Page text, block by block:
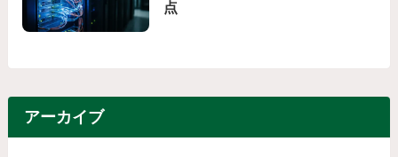
点
アーカイブ